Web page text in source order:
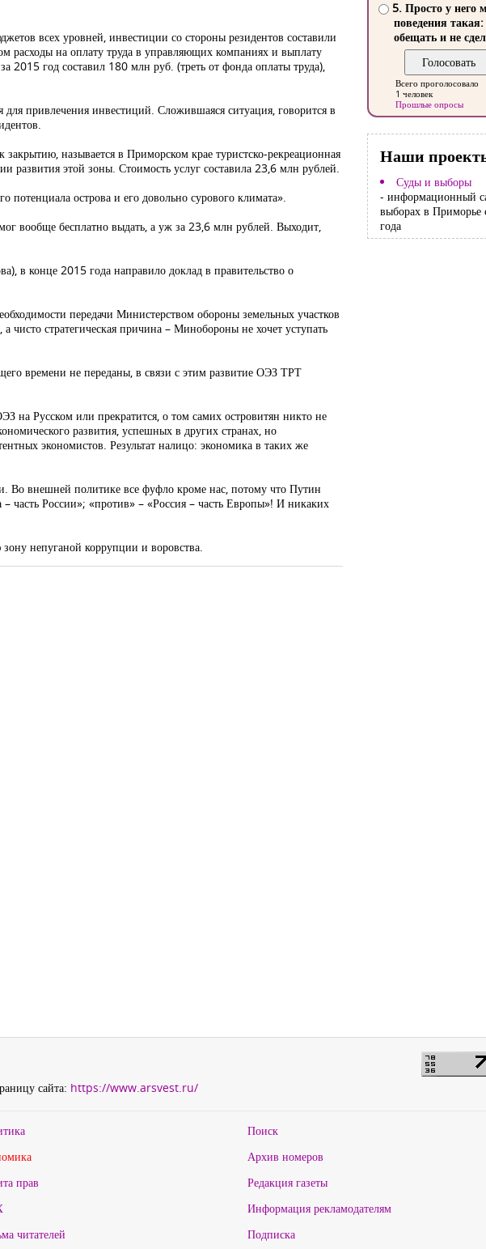
всех уровней, инвестиции со стороны резидентов составили
расходы на оплату труда в управляющих компаниях и выплату
2015 год составил 180 млн руб. (треть от фонда оплаты труда),
для привлечения инвестиций. Сложившаяся ситуация, говорится в
называется в Приморском крае туристско-рекреационная
этой зоны. Стоимость услуг составила 23,6 млн рублей.
острова и его довольно сурового климата».
вообще бесплатно выдать, а уж за 23,6 млн рублей. Выходит,
в конце 2015 года направило доклад в правительство о
передачи Министерством обороны земельных участков
чисто стратегическая причина – Минобороны не хочет уступать
времени не переданы, в связи с этим развитие ОЭЗ ТРТ
на Русском или прекратится, о том самих островитян никто не
развития, успешных в других странах, но
экономистов. Результат налицо: экономика в таких же
Во внешней политике все фуфло кроме нас, потому что Путин
часть России»; «против» – «Россия – часть Европы»! И никаких
непуганой коррупции и воровства.
5. Просто у него
поведения такая:
обещать и не
Всего проголосовало
1 человек
Прошлые опросы
Наши
Суды и выборы
- информационный
выборах в Приморье
года
сайта: https://www.arsvest.ru/
прав
читателей
Поиск
Архив номеров
Редакция газеты
Информация рекламодателям
Подписка